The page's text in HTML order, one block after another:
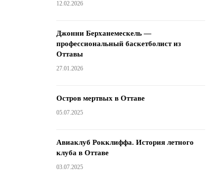
12.02.2026
Джонни Берханемескель —
профессиональный баскетболист из
Оттавы
27.01.2026
Остров мертвых в Оттаве
05.07.2025
Авиаклуб Рокклиффа. История летного
клуба в Оттаве
03.07.2025